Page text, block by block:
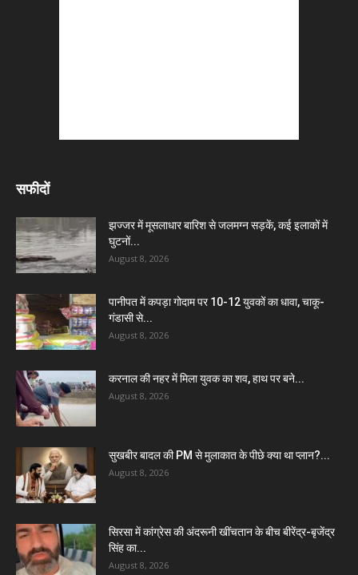
सफीदों
झज्जर में मूसलाधार बारिश से जलमग्न सड़कें, कई इलाकों में
घुटनों...
August 8, 2026
पानीपत में कपड़ा गोदाम पर 10-12 युवकों का धावा, चाकू-
गंडासी से...
August 8, 2026
करनाल की नहर में मिला युवक का शव, हाथ पर बने...
August 8, 2026
सुखबीर बादल की PM से मुलाकात के पीछे क्या था प्लान?...
August 8, 2026
सिरसा में कांग्रेस की अंदरूनी खींचतान के बीच बीरेंद्र-बृजेंद्र
सिंह का...
August 8, 2026